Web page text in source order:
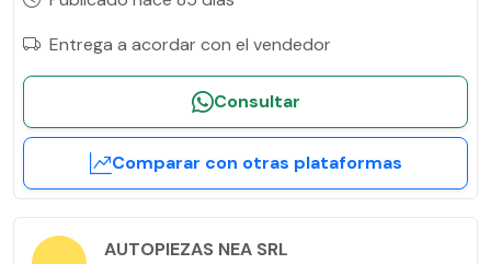
Entrega a acordar con el vendedor
Consultar
Comparar con otras plataformas
AUTOPIEZAS NEA SRL